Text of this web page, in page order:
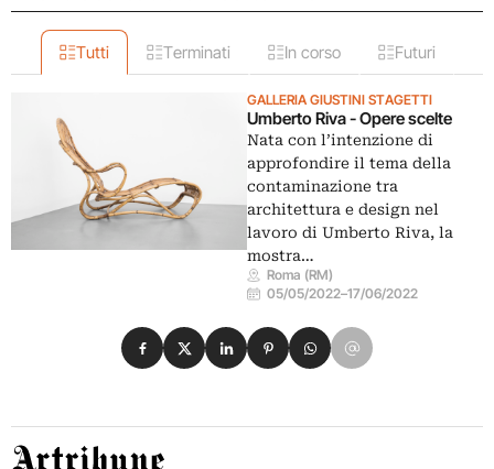
Tutti Terminati In corso Futuri
GALLERIA GIUSTINI STAGETTI
Umberto Riva - Opere scelte
Nata con l’intenzione di
approfondire il tema della
contaminazione tra
architettura e design nel
lavoro di Umberto Riva, la
mostra…
Roma (RM)
05/05/2022–17/06/2022
Condividi su Facebook
Condividi su X
Condividi su LinkedIn
Condividi su Pinterest
Condividi su WhatsApp
Condividi su Email
Artribune